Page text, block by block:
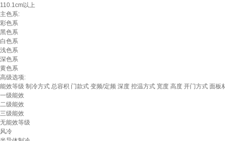
110.1cm以上
主色系:
彩色系
黑色系
白色系
浅色系
深色系
黄色系
高级选项:
能效等级 制冷方式 总容积 门款式 变频/定频 深度 控温方式 宽度 高度 开门方式 面板
一级能效
二级能效
三级能效
无能效等级
风冷